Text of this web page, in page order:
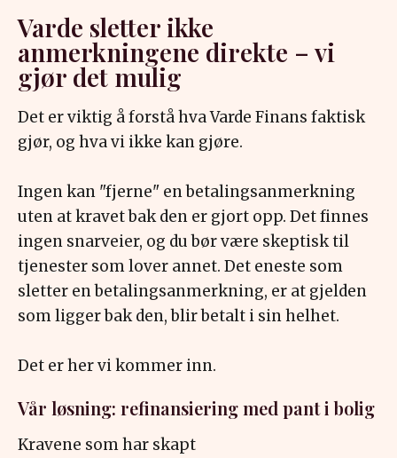
Varde sletter ikke
anmerkningene direkte – vi
gjør det mulig
Det er viktig å forstå hva Varde Finans faktisk
gjør, og hva vi ikke kan gjøre.
Ingen kan "fjerne" en betalingsanmerkning
uten at kravet bak den er gjort opp. Det finnes
ingen snarveier, og du bør være skeptisk til
tjenester som lover annet. Det eneste som
sletter en betalingsanmerkning, er at gjelden
som ligger bak den, blir betalt i sin helhet.
Det er her vi kommer inn.
Vår løsning: refinansiering med pant i bolig
Kravene som har skapt